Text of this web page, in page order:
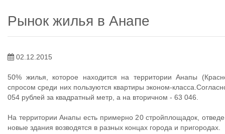
Рынок жилья в Анапе
02.12.2015
50% жилья, которое находится на территории Анапы
спросом среди них пользуются квартиры эконом-
054 рублей за квадратный метр, а на вторичном - 63 046.
На территории Анапы есть примерно 20 стройплощадок,
новые здания возводятся в разных концах города и пригородах.